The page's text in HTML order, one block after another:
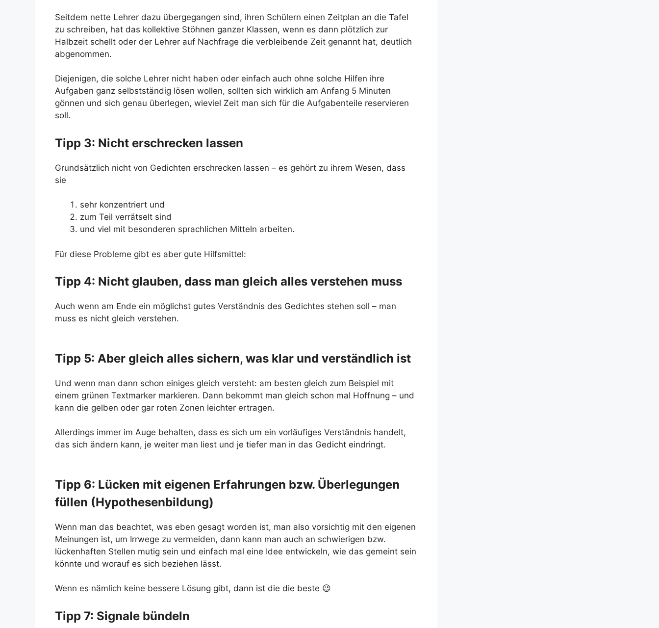
Seitdem nette Lehrer dazu übergegangen sind, ihren Schülern einen Zeitplan an die Tafel
zu schreiben, hat das kollektive Stöhnen ganzer Klassen, wenn es dann plötzlich zur
Halbzeit schellt oder der Lehrer auf Nachfrage die verbleibende Zeit genannt hat, deutlich
abgenommen.
Diejenigen, die solche Lehrer nicht haben oder einfach auch ohne solche Hilfen ihre
Aufgaben ganz selbstständig lösen wollen, sollten sich wirklich am Anfang 5 Minuten
gönnen und sich genau überlegen, wieviel Zeit man sich für die Aufgabenteile reservieren
soll.
Tipp 3: Nicht erschrecken lassen
Grundsätzlich nicht von Gedichten erschrecken lassen – es gehört zu ihrem Wesen, dass
sie
sehr konzentriert und
zum Teil verrätselt sind
und viel mit besonderen sprachlichen Mitteln arbeiten.
Für diese Probleme gibt es aber gute Hilfsmittel:
Tipp 4: Nicht glauben, dass man gleich alles verstehen muss
Auch wenn am Ende ein möglichst gutes Verständnis des Gedichtes stehen soll – man
muss es nicht gleich verstehen.
Tipp 5: Aber gleich alles sichern, was klar und verständlich ist
Und wenn man dann schon einiges gleich versteht: am besten gleich zum Beispiel mit
einem grünen Textmarker markieren. Dann bekommt man gleich schon mal Hoffnung – und
kann die gelben oder gar roten Zonen leichter ertragen.
Allerdings immer im Auge behalten, dass es sich um ein vorläufiges Verständnis handelt,
das sich ändern kann, je weiter man liest und je tiefer man in das Gedicht eindringt.
Tipp 6: Lücken mit eigenen Erfahrungen bzw. Überlegungen
füllen (Hypothesenbildung)
Wenn man das beachtet, was eben gesagt worden ist, man also vorsichtig mit den eigenen
Meinungen ist, um Irrwege zu vermeiden, dann kann man auch an schwierigen bzw.
lückenhaften Stellen mutig sein und einfach mal eine Idee entwickeln, wie das gemeint sein
könnte und worauf es sich beziehen lässt.
Wenn es nämlich keine bessere Lösung gibt, dann ist die die beste 😉
Tipp 7: Signale bündeln